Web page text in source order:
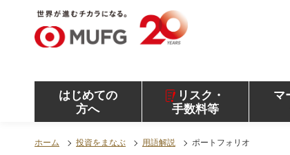
MUFG 世界が進むチカラになる。 三菱ＵＦＪモル
ガン・スタンレー証券
はじめての
方へ
リスク・
手数料等
マ
ホーム 投資をまなぶ 用語解説 ポートフォリオ